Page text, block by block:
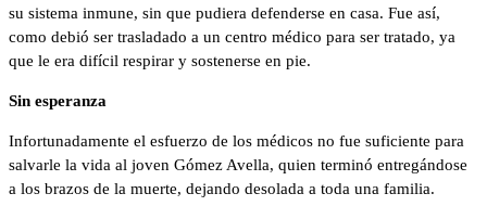
su sistema inmune, sin que pudiera defenderse en casa. Fue así,
como debió ser trasladado a un centro médico para ser tratado, ya
que le era difícil respirar y sostenerse en pie.
Sin esperanza
Infortunadamente el esfuerzo de los médicos no fue suficiente para
salvarle la vida al joven Gómez Avella, quien terminó entregándose
a los brazos de la muerte, dejando desolada a toda una familia.